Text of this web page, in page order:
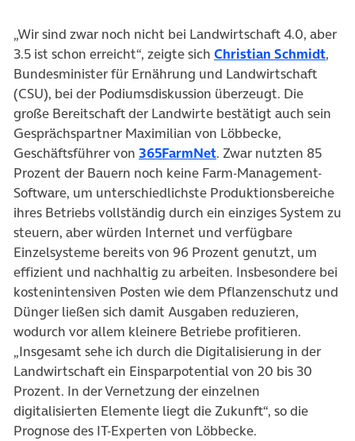
„Wir sind zwar noch nicht bei Landwirtschaft 4.0, aber
3.5 ist schon erreicht“, zeigte sich Christian Schmidt,
Bundesminister für Ernährung und Landwirtschaft
(CSU), bei der Podiumsdiskussion überzeugt. Die
große Bereitschaft der Landwirte bestätigt auch sein
Gesprächspartner Maximilian von Löbbecke,
Geschäftsführer von 365FarmNet. Zwar nutzten 85
Prozent der Bauern noch keine Farm-Management-
Software, um unterschiedlichste Produktionsbereiche
ihres Betriebs vollständig durch ein einziges System zu
steuern, aber würden Internet und verfügbare
Einzelsysteme bereits von 96 Prozent genutzt, um
effizient und nachhaltig zu arbeiten. Insbesondere bei
kostenintensiven Posten wie dem Pflanzenschutz und
Dünger ließen sich damit Ausgaben reduzieren,
wodurch vor allem kleinere Betriebe profitieren.
„Insgesamt sehe ich durch die Digitalisierung in der
Landwirtschaft ein Einsparpotential von 20 bis 30
Prozent. In der Vernetzung der einzelnen
digitalisierten Elemente liegt die Zukunft“, so die
Prognose des IT-Experten von Löbbecke.